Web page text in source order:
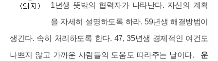
1년생 뜻밖의 협력자가 나타난다. 자신의 계획
을 자세히 설명하도록 하라. 59년생 해결방법이
생긴다. 속히 처리하도록 한다. 47, 35년생 경제적인 여건도
나쁘지 않고 가까운 사람들의 도움도 따라주는 날이다.
운